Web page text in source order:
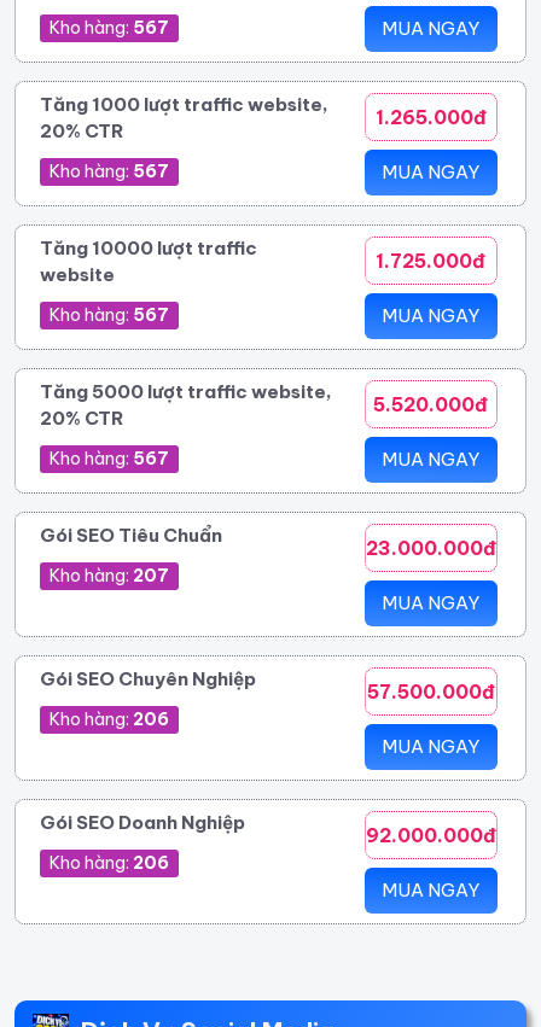
Kho hàng: 567 MUA NGAY
Tăng 1000 lượt traffic website,
20% CTR
Kho hàng: 567
1.265.000đ
MUA NGAY
Tăng 10000 lượt traffic
website
Kho hàng: 567
1.725.000đ
MUA NGAY
Tăng 5000 lượt traffic website,
20% CTR
Kho hàng: 567
5.520.000đ
MUA NGAY
Gói SEO Tiêu Chuẩn
Kho hàng: 207
23.000.000đ
MUA NGAY
Gói SEO Chuyên Nghiệp
Kho hàng: 206
57.500.000đ
MUA NGAY
Gói SEO Doanh Nghiệp
Kho hàng: 206
92.000.000đ
MUA NGAY